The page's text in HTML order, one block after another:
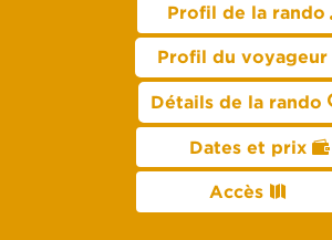
Profil de la rando
Profil du voyageur
Détails de la rando
Dates et prix
Accès